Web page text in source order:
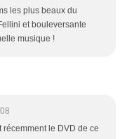
les plus beaux du
et bouleversante
musique !
le DVD de ce